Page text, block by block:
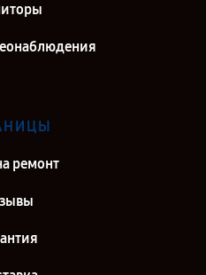
ремонт